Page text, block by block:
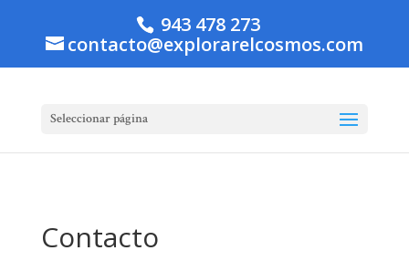
943 478 273
contacto@explorarelcosmos.com
Seleccionar página
Contacto